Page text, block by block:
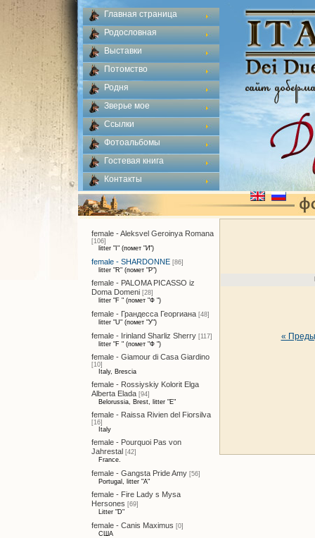
Главная страница
Родословная
Выставки
Потомство
Родня
Зверье мое
Ссылки
Фотоальбомы
Гостевая книга
Контакты
female - Aleksvel Geroinya Romana
[106]
litter "I" (помет "И")
female - SHARDONNE [86]
litter "R" (помет "Р")
female - PALOMA PICASSO iz
Doma Domeni [28]
litter "F " (помет "Ф ")
female - Грандесса Георгиана [48]
litter "U" (помет "У")
female - Irinland Sharliz Sherry [117]
litter "F " (помет "Ф ")
female - Giamour di Casa Giardino
[10]
Italy, Brescia
female - Rossiyskiy Kolorit Elga
Alberta Elada [94]
Belorussia, Brest, litter "E"
female - Raissa Rivien del Fiorsilva
[16]
Italy
female - Pourquoi Pas von
Jahrestal [42]
France.
female - Gangsta Pride Amy [56]
Portugal, litter "A"
female - Fire Lady s Mysa
Hersones [69]
Litter "D"
female - Canis Maximus [0]
США
«